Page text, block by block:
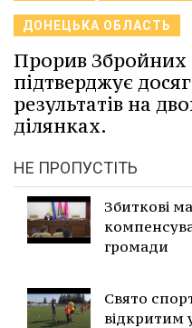
ДОНЕЦЬКА ОБЛАСТЬ
Прорив Збройних
підтверджує
результатів на
ділянках.
НЕ ПРОПУСТІТЬ
Збиткові
громади
Свято
відкритим